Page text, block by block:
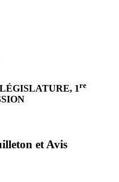
LÉGISLATURE, 1re
et Avis